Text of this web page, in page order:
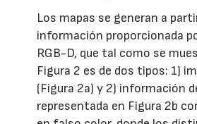
Los mapas se generan a
información proporcionada
RGB-D, que tal como se
Figura 2 es de dos tipos: 1)
(Figura 2a) y 2) información
representada en Figura 2b